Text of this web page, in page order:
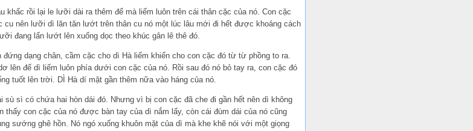
khấc rồi lại le lưỡi dài ra thêm để mà liếm luôn trên cái thân cặc của nó. Con cặc
cu nên lưỡi dì lăn tăn lướt trên thân cu nó một lúc lâu mới đi hết được khoảng cách
đang lấn lướt lên xuống dọc theo khúc gân lê thê đó.
dạng chân, cầm cặc cho dì Hà liếm khiến cho con cặc đó từ từ phồng to ra.
lên để dì liếm luôn phía dưới con cặc của nó. Rồi sau đó nó bỏ tay ra, con cặc đó
tuốt lên trời. DÌ Hà dí mặt gần thêm nữa vào háng của nó.
sù sì có chứa hai hòn dái đó. Nhưng vì bị con cặc đã che đi gần hết nên dì không
con cặc của nó được bàn tay của dì nắm lấy, còn cái đùm dái của nó cũng
sướng ghê hồn. Nó ngó xuống khuôn mặt của dì mà khe khẽ nói với một giọng